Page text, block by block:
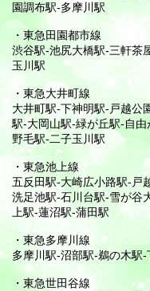
園調布駅-多摩川駅
・東急田園都市線
渋谷駅-池尻大橋駅-三軒茶
玉川駅
・東急大井町線
大井町駅-下神明駅-戸越公
駅-大岡山駅-緑が丘駅-自
野毛駅-二子玉川駅
・東急池上線
五反田駅-大崎広小路駅-戸
洗足池駅-石川台駅-雪が谷
上駅-蓮沼駅-蒲田駅
・東急多摩川線
多摩川駅-沼部駅-鵜の木駅
・東急世田谷線